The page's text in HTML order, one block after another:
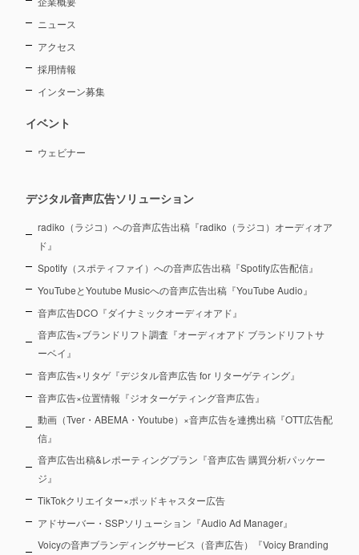
ニュース
アクセス
採用情報
インターン募集
イベント
ウェビナー
デジタル音声広告ソリューション
radiko（ラジコ）への音声広告出稿『radiko（ラジコ）オーディオア
ド』
Spotify（スポティファイ）への音声広告出稿『Spotify広告配信』
YouTubeとYoutube Musicへの音声広告出稿『YouTube Audio』
音声広告DCO『ダイナミックオーディオアド』
音声広告×ブランドリフト調査『オーディオアド ブランドリフトサ
ーベイ』
音声広告×リタゲ『デジタル音声広告 for リターゲティング』
音声広告×位置情報『ジオターゲティング音声広告』
動画（Tver・ABEMA・Youtube）×音声広告を連携出稿『OTT広告配
信』
音声広告出稿&レポーティングプラン『音声広告 購買分析パッケー
ジ』
TikTokクリエイター×ポッドキャスター広告
アドサーバー・SSPソリューション『Audio Ad Manager』
Voicyの音声ブランディングサービス（音声広告）『Voicy Branding